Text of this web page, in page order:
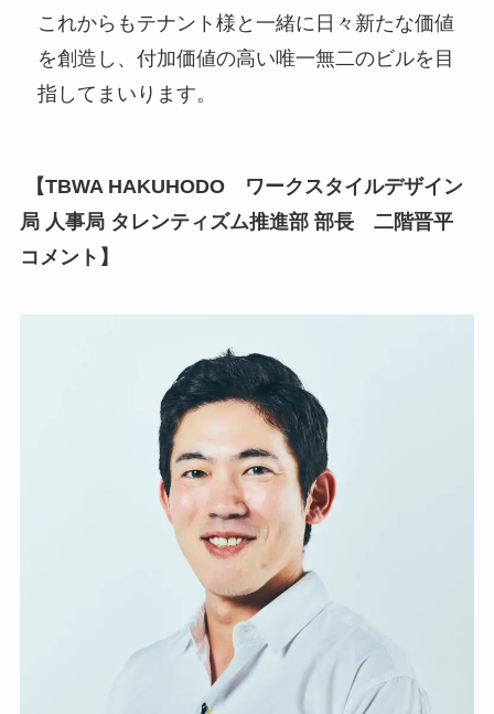
これからもテナント様と一緒に日々新たな価値
を創造し、付加価値の高い唯一無二のビルを目
指してまいります。
【TBWA HAKUHODO ワークスタイルデザイン
局 人事局 タレンティズム推進部 部長 二階晋平
コメント】